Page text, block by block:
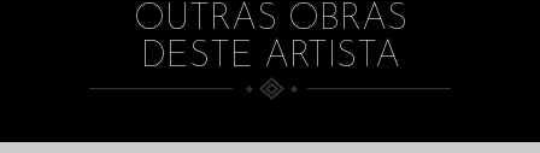
OUTRAS OBRAS
DESTE ARTISTA